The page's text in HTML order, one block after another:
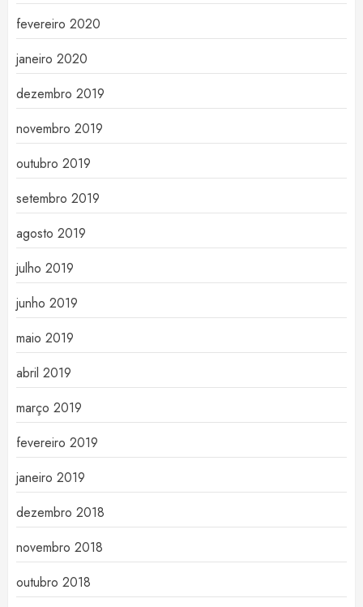
fevereiro 2020
janeiro 2020
dezembro 2019
novembro 2019
outubro 2019
setembro 2019
agosto 2019
julho 2019
junho 2019
maio 2019
abril 2019
março 2019
fevereiro 2019
janeiro 2019
dezembro 2018
novembro 2018
outubro 2018